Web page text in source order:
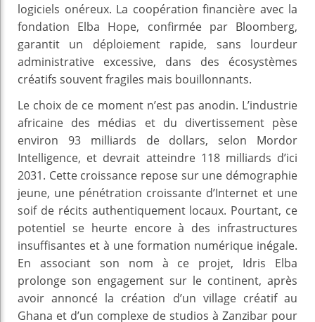
logiciels onéreux. La coopération financière avec la
fondation Elba Hope, confirmée par Bloomberg,
garantit un déploiement rapide, sans lourdeur
administrative excessive, dans des écosystèmes
créatifs souvent fragiles mais bouillonnants.
Le choix de ce moment n’est pas anodin. L’industrie
africaine des médias et du divertissement pèse
environ 93 milliards de dollars, selon Mordor
Intelligence, et devrait atteindre 118 milliards d’ici
2031. Cette croissance repose sur une démographie
jeune, une pénétration croissante d’Internet et une
soif de récits authentiquement locaux. Pourtant, ce
potentiel se heurte encore à des infrastructures
insuffisantes et à une formation numérique inégale.
En associant son nom à ce projet, Idris Elba
prolonge son engagement sur le continent, après
avoir annoncé la création d’un village créatif au
Ghana et d’un complexe de studios à Zanzibar pour